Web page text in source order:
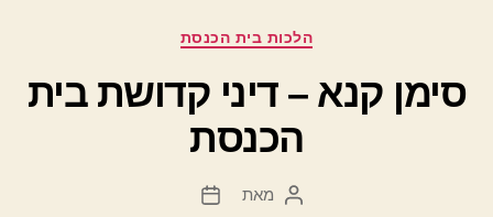
קטגוריות
הלכות בית הכנסת
סימן קנא – דיני קדושת בית
הכנסת
המחבר
מאת
תאריך